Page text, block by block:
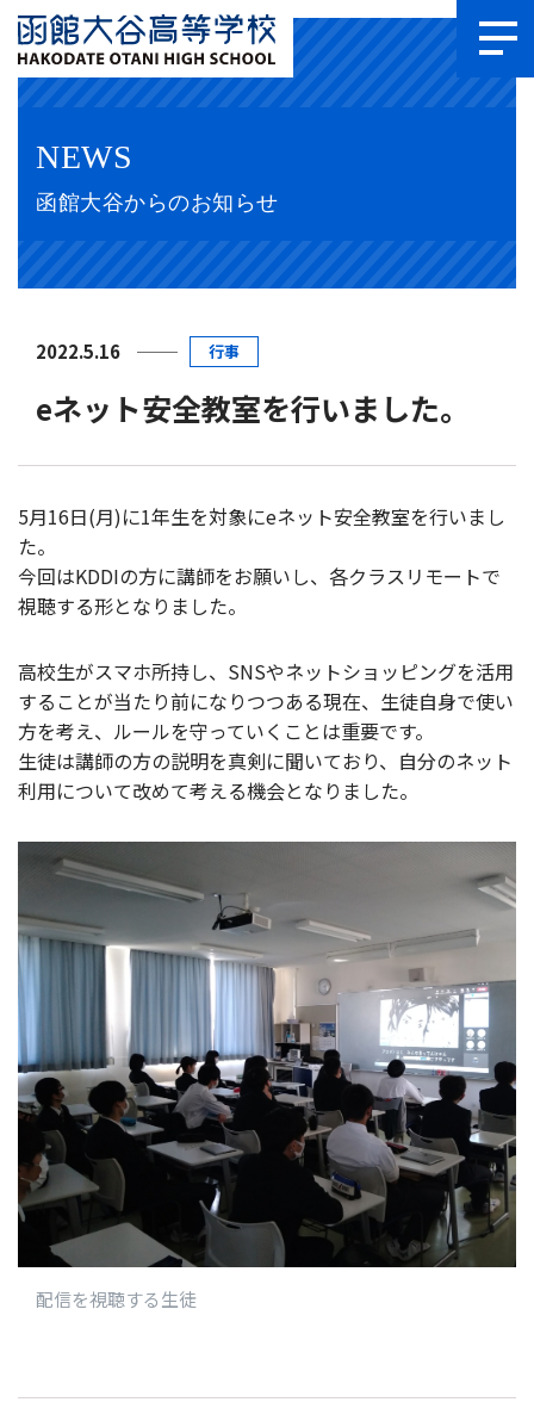
NEWS
函館大谷からのお知らせ
2022.5.16 行事
eネット安全教室を行いました。
5月16日(月)に1年生を対象にeネット安全教室を行いまし
た。
今回はKDDIの方に講師をお願いし、各クラスリモートで
視聴する形となりました。
高校生がスマホ所持し、SNSやネットショッピングを活用
することが当たり前になりつつある現在、生徒自身で使い
方を考え、ルールを守っていくことは重要です。
生徒は講師の方の説明を真剣に聞いており、自分のネット
利用について改めて考える機会となりました。
配信を視聴する生徒